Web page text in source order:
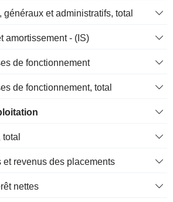
généraux et administratifs, total
amortissement - (IS)
de fonctionnement
de fonctionnement, total
et revenus des placements
nettes